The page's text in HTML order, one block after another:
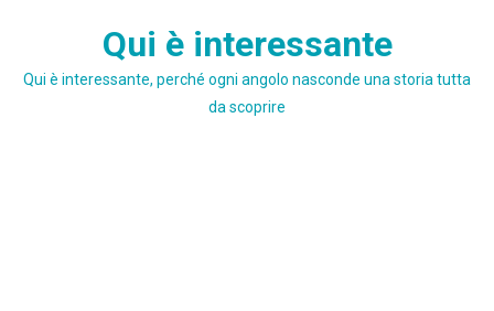
Qui è interessante
Qui è interessante, perché ogni angolo nasconde una storia tutta
da scoprire